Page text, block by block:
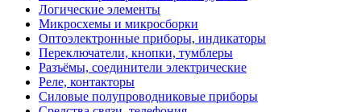
Логические элементы
Микросхемы и микросборки
Оптоэлектронные приборы, индикаторы
Переключатели, кнопки, тумблеры
Разъёмы, соединители электрические
Реле, контакторы
Силовые полупроводниковые приборы